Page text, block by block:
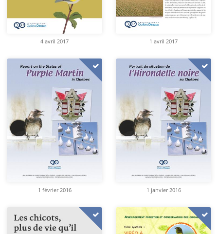
4 avril 2017 1 avril 2017
1 février 2016 1 janvier 2016